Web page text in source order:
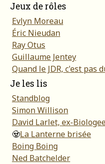
Jeux de rôles
Evlyn Moreau
Éric Nieudan
Ray Otus
Guillaume Jentey
Quand le JDR, c'est pas
Je les lis
Standblog
Simon Willison
David Larlet, ex-
🧟La Lanterne brisée
Boing Boing
Ned Batchelder